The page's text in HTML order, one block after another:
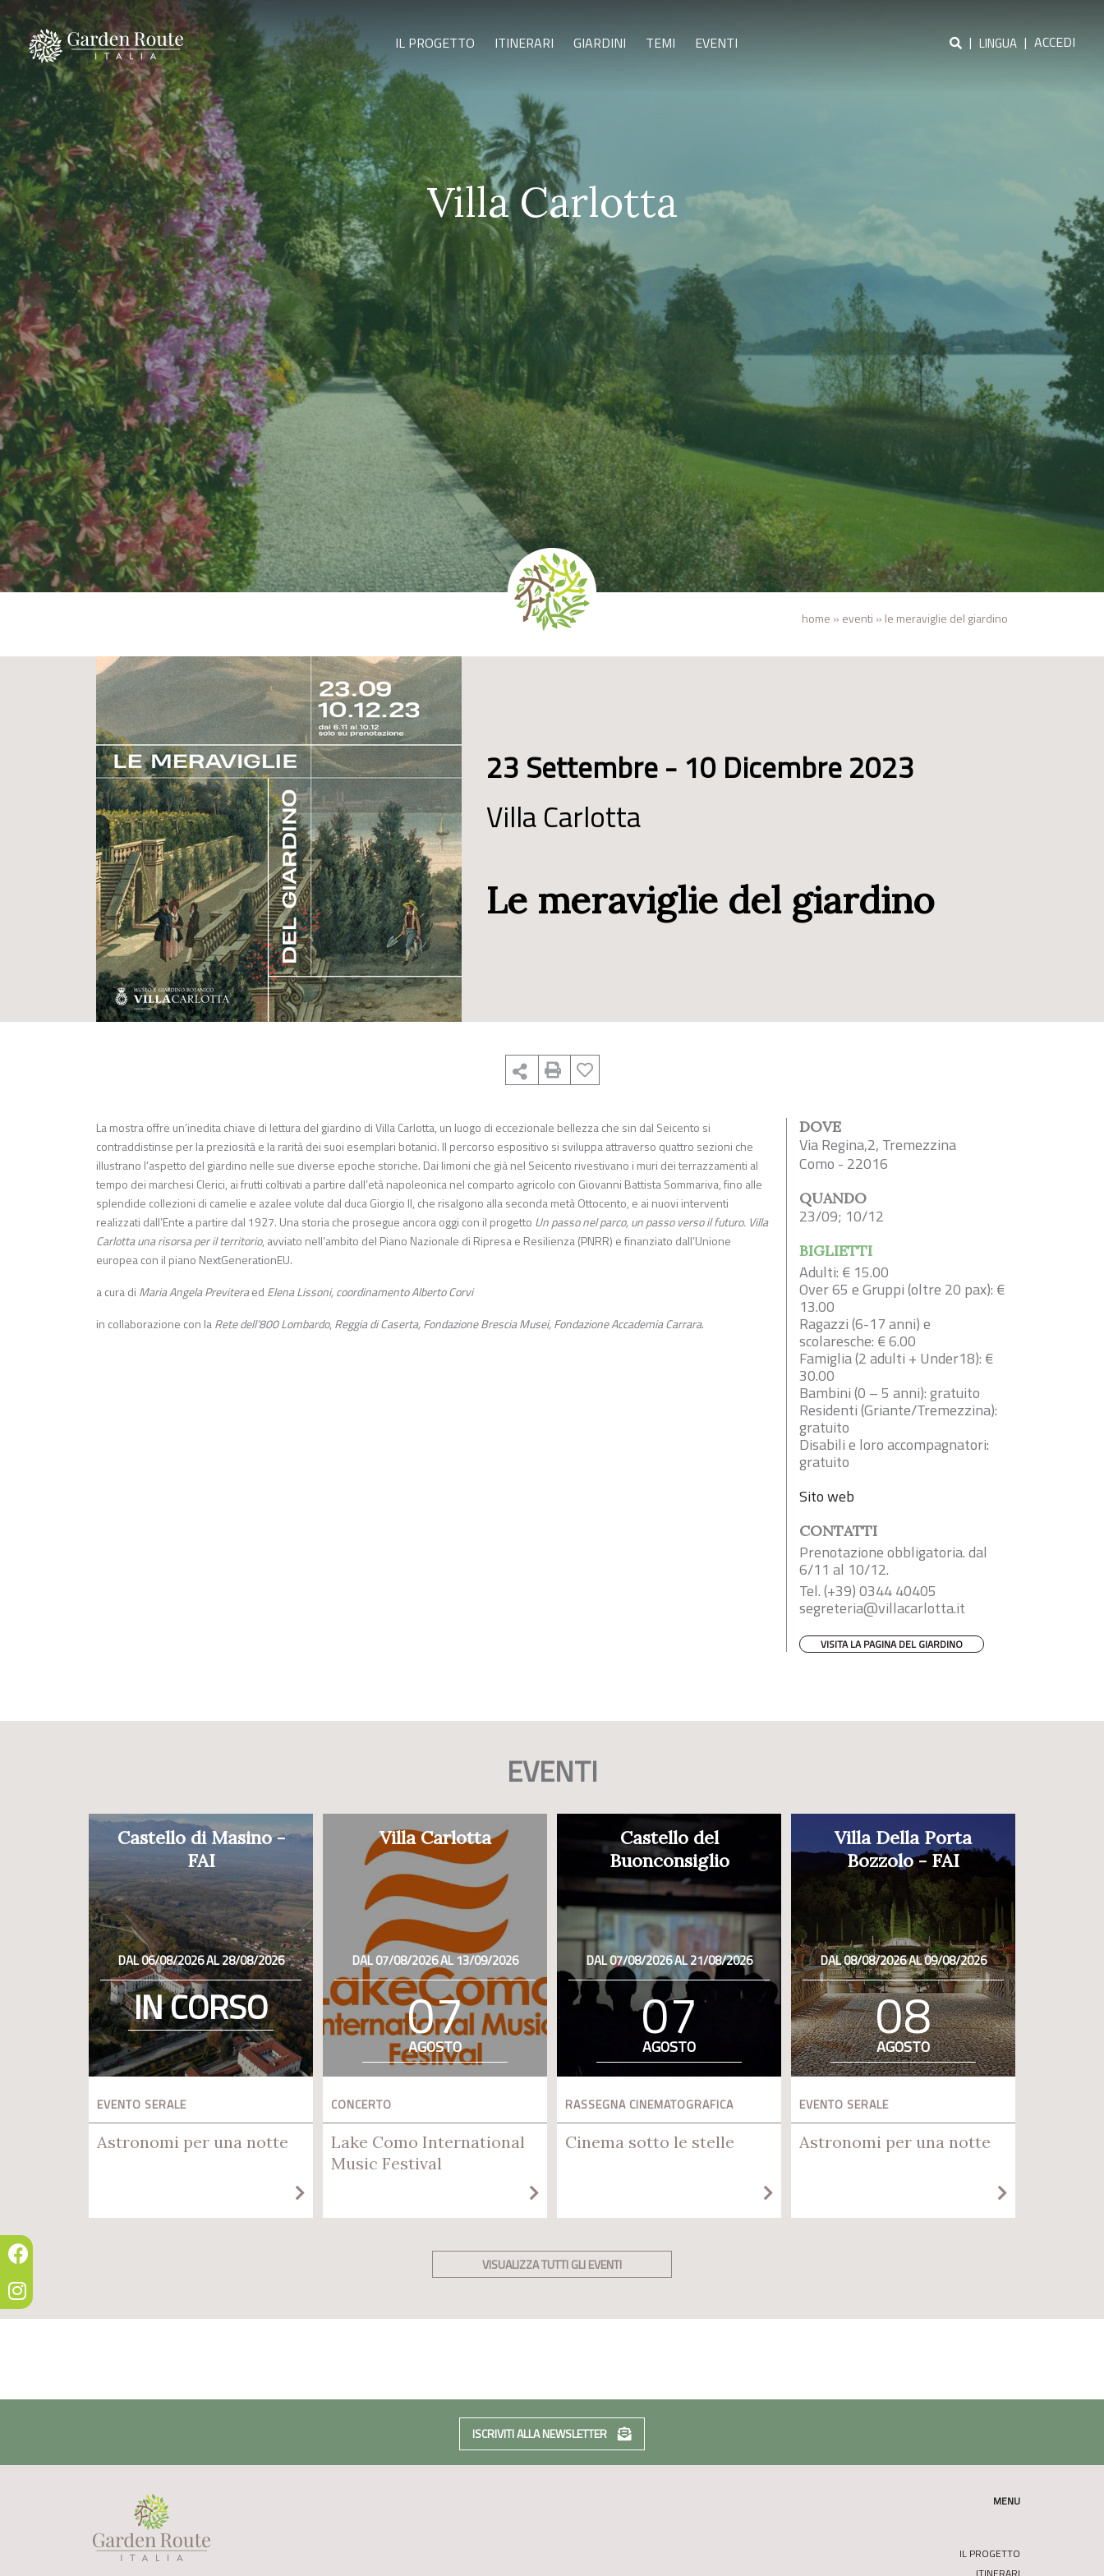
IL PROGETTO ITINERARI GIARDINI TEMI EVENTI | LINGUA | ACCEDI
Villa Carlotta
home » eventi » le meraviglie del giardino
23 Settembre - 10 Dicembre 2023
Villa Carlotta
Le meraviglie del giardino
La mostra offre un’inedita chiave di lettura del giardino di Villa Carlotta, un luogo di eccezionale bellezza che sin dal Seicento si
contraddistinse per la preziosità e la rarità dei suoi esemplari botanici. Il percorso espositivo si sviluppa attraverso quattro sezioni che
illustrano l’aspetto del giardino nelle sue diverse epoche storiche. Dai limoni che già nel Seicento rivestivano i muri dei terrazzamenti al
tempo dei marchesi Clerici, ai frutti coltivati a partire dall’età napoleonica nel comparto agricolo con Giovanni Battista Sommariva, fino alle
splendide collezioni di camelie e azalee volute dal duca Giorgio II, che risalgono alla seconda metà Ottocento, e ai nuovi interventi
realizzati dall’Ente a partire dal 1927. Una storia che prosegue ancora oggi con il progetto Un passo nel parco, un passo verso il futuro. Villa
Carlotta una risorsa per il territorio, avviato nell’ambito del Piano Nazionale di Ripresa e Resilienza (PNRR) e finanziato dall’Unione
europea con il piano NextGenerationEU.
a cura di Maria Angela Previteraed Elena Lissoni, coordinamento Alberto Corvi
in collaborazione con laRete dell’800 Lombardo, Reggia di Caserta, Fondazione Brescia Musei, Fondazione Accademia Carrara.
DOVE
Via Regina,2, Tremezzina
Como - 22016
QUANDO
23/09; 10/12
BIGLIETTI
Adulti: € 15.00
Over 65 e Gruppi (oltre 20 pax): €
13.00
Ragazzi (6-17 anni) e
scolaresche: € 6.00
Famiglia (2 adulti + Under18): €
30.00
Bambini (0 – 5 anni): gratuito
Residenti (Griante/Tremezzina):
gratuito
Disabili e loro accompagnatori:
gratuito
Sito web
CONTATTI
Prenotazione obbligatoria. dal
6/11 al 10/12.
Tel. (+39) 0344 40405
segreteria@villacarlotta.it
VISITA LA PAGINA DEL GIARDINO
EVENTI
Castello di Masino -
FAI
DAL 06/08/2026 AL 28/08/2026
IN CORSO
EVENTO SERALE
Astronomi per una notte
Villa Carlotta
DAL 07/08/2026 AL 13/09/2026
07
AGOSTO
CONCERTO
Lake Como International
Music Festival
Castello del
Buonconsiglio
DAL 07/08/2026 AL 21/08/2026
07
AGOSTO
RASSEGNA CINEMATOGRAFICA
Cinema sotto le stelle
Villa Della Porta
Bozzolo - FAI
DAL 08/08/2026 AL 09/08/2026
08
AGOSTO
EVENTO SERALE
Astronomi per una notte
VISUALIZZA TUTTI GLI EVENTI
ISCRIVITI ALLA NEWSLETTER
MENU
IL PROGETTO